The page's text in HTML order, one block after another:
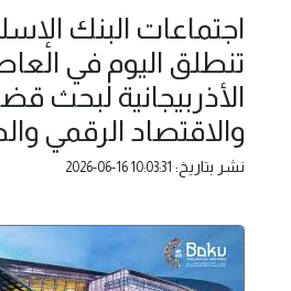
اجتماعات البنك
تنطلق اليوم في
الأذربيجانية لبحث
والاقتصاد الرقمي
نشر بتاريخ: 2026-06-16 10:03:31